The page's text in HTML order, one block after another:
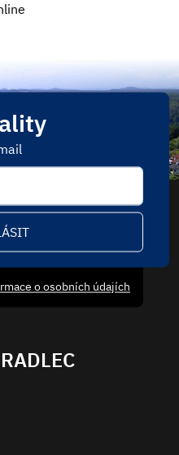
o osobních údajích